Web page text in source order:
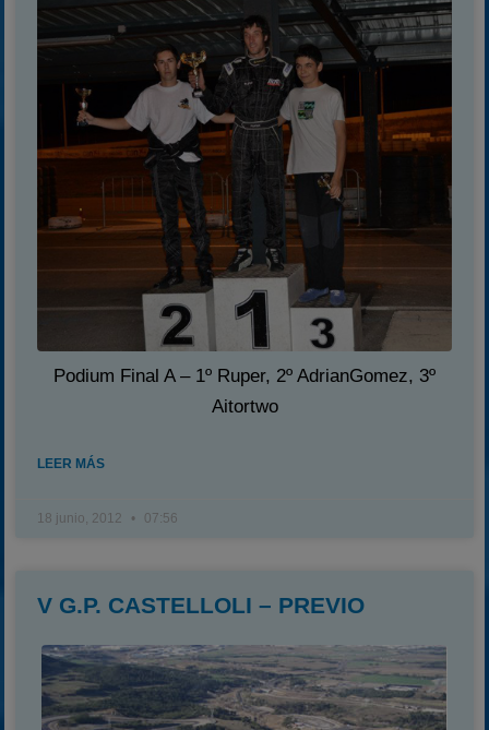
Podium Final A – 1º Ruper, 2º AdrianGomez, 3º
Aitortwo
LEER MÁS
18 junio, 2012 07:56
V G.P. CASTELLOLI – PREVIO